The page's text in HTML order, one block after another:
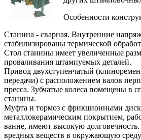
Особенности
Станина - сварная. Внутренние
стабилизированы термической
Стол станины имеет увеличенные
проваливания штампуемых деталей.
Привод двухступенчатый
передачи) с расположением валов
пресса. Зубчатые колеса помещены в
станины.
Муфта и тормоз с фрикционными
металлокерамическим покрытием,
ванне, имеют высокую
вредных веществ в окружающую